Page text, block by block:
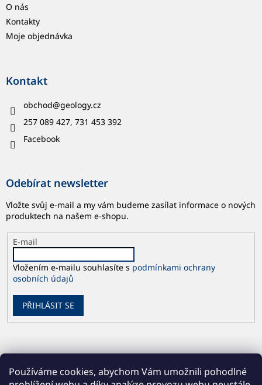
Používáme cookies, abychom Vám umožnili pohodlné
O nás
Kontakty
Moje objednávka
Kontakt
obchod@geology.cz
257 089 427, 731 453 392
Facebook
Odebírat newsletter
Vložte svůj e-mail a my vám budeme zasílat informace o nových
produktech na našem e-shopu.
E-mail
Vložením e-mailu souhlasíte s podmínkami ochrany
osobních údajů
PŘIHLÁSIT SE